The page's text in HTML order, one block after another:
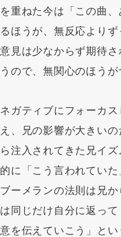
を重ねた今は「この曲
るほうが、無反応より
意見は少なからず期待
うので、無関心のほうが
ネガティブにフォーカ
え、兄の影響が大きい
ら注入されてきた兄イ
的に「こう言われていた
ブーメランの法則は兄
は同じだけ自分に返っ
意を伝えていこう」と